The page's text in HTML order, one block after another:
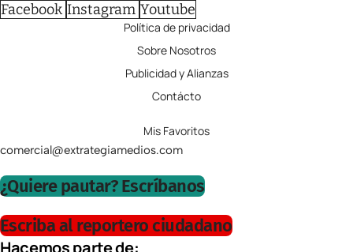
Facebook Instagram Youtube
Política de privacidad
Sobre Nosotros
Publicidad y Alianzas
Contácto
Mis Favoritos
comercial@extrategiamedios.com
¿Quiere pautar? Escríbanos
Escriba al reportero ciudadano